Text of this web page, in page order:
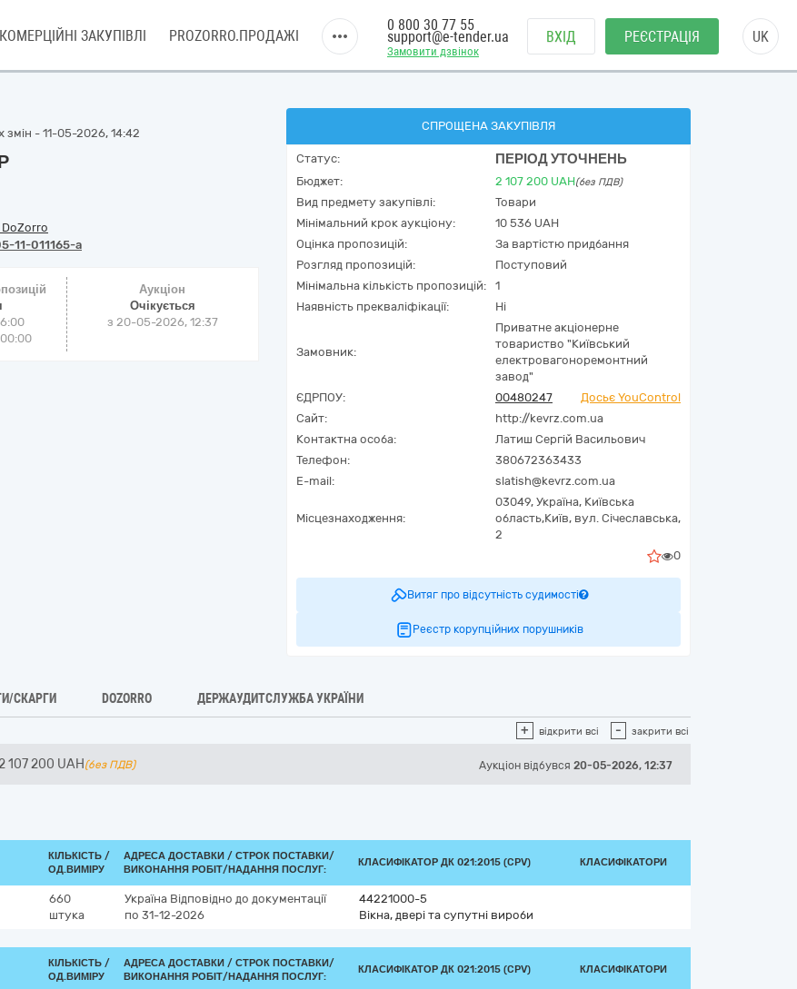
КОМЕРЦІЙНІ ЗАКУПІВЛІ PROZORRO.ПРОДАЖІ
Замовити дзвінок
0 800 30 77 55
support@e-tender.ua ВХІД РЕЄСТРАЦІЯ UK
- 11-05-2026, 14:42
DoZorro
11-011165-a
Аукціон
Очікується
з 20-05-2026, 12:37
СПРОЩЕНА ЗАКУПІВЛЯ
Статус: ПЕРІОД УТОЧНЕНЬ
Бюджет: 2 107 200 UAH(без ПДВ)
Вид предмету закупівлі:
Товари
Мінімальний крок аукціону:
10 536 UAH
Оцінка пропозицій:
За вартістю придбання
Розгляд пропозицій:
Поступовий
Мінімальна кількість пропозицій:
1
Наявність прекваліфікації:
Ні
Замовник:
Приватне акціонерне
товариство "Київський
електровагоноремонтний
завод"
ЄДРПОУ:
00480247
Досьє YouControl
Сайт:
http://kevrz.com.ua
Контактна особа:
Латиш Сергій Васильович
Телефон:
380672363433
E-mail:
slatish@kevrz.com.ua
Місцезнаходження:
03049, Україна, Київська
область,Київ, вул. Січеславська,
2
0
Витяг про відсутність судимості
Реєстр корупційних порушників
СКАРГИ DOZORRO ДЕРЖАУДИТСЛУЖБА УКРАЇНИ
+ відкрити всі - закрити всі
107 200 UAH (без ПДВ) Аукціон відбувся 20-05-2026, 12:37
КІЛЬКІСТЬ /
ОД.ВИМІРУ
АДРЕСА ДОСТАВКИ / СТРОК ПОСТАВКИ/
ВИКОНАННЯ РОБІТ/НАДАННЯ ПОСЛУГ:
КЛАСИФІКАТОР ДК 021:2015 (CPV) КЛАСИФІКАТОРИ
660
штука
Україна Відповідно до документації
по 31-12-2026
44221000-5
Вікна, двері та супутні вироби
КІЛЬКІСТЬ /
ОД.ВИМІРУ
АДРЕСА ДОСТАВКИ / СТРОК ПОСТАВКИ/
ВИКОНАННЯ РОБІТ/НАДАННЯ ПОСЛУГ:
КЛАСИФІКАТОР ДК 021:2015 (CPV) КЛАСИФІКАТОРИ